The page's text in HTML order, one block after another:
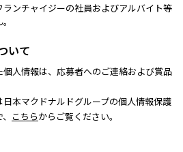
ランチャイジーの社員およびアルバイト等
いて
人情報は、応募者へのご連絡および賞品
本マクドナルドグループの個人情報保護
こちらからご覧ください。